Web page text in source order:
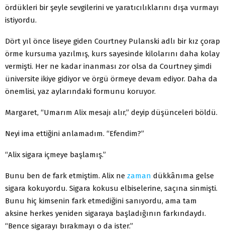
ördükleri bir şeyle sevgilerini ve yaratıcılıklarını dışa vurmayı
istiyordu.
Dört yıl önce liseye giden Courtney Pulanski adlı bir kız çorap
örme kursuma yazılmış, kurs sayesinde kilolarını daha kolay
vermişti. Her ne kadar inanması zor olsa da Courtney şimdi
üniversite ikiye gidiyor ve örgü örmeye devam ediyor. Daha da
önemlisi, yaz aylarındaki formunu koruyor.
Margaret, “Umarım Alix mesajı alır,” deyip düşünceleri böldü.
Neyi ima ettiğini anlamadım. “Efendim?”
“Alix sigara içmeye başlamış.”
Bunu ben de fark etmiştim. Alix ne zaman dükkânıma gelse
sigara kokuyordu. Sigara kokusu elbiselerine, saçına sinmişti.
Bunu hiç kimsenin fark etmediğini sanıyordu, ama tam
aksine herkes yeniden sigaraya başladığının farkındaydı.
“Bence sigarayı bırakmayı o da ister.”